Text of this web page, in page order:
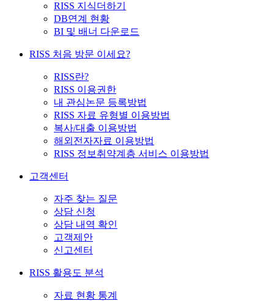
RISS 지식더하기
DB연계 현황
BI 및 배너 다운로드
RISS 처음 방문 이세요?
RISS란?
RISS 이용권한
내 관심논문 등록방법
RISS 자료 유형별 이용방법
복사/대출 이용방법
해외전자자료 이용방법
RISS 정보취약계층 서비스 이용방법
고객센터
자주 찾는 질문
상담 신청
상담 내역 확인
고객제안
신고센터
RISS 활용도 분석
자료 현황 통계